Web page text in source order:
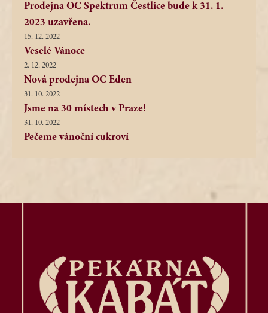
Prodejna OC Spektrum Čestlice bude k 31. 1.
2023 uzavřena.
15. 12. 2022
Veselé Vánoce
2. 12. 2022
Nová prodejna OC Eden
31. 10. 2022
Jsme na 30 místech v Praze!
31. 10. 2022
Pečeme vánoční cukroví